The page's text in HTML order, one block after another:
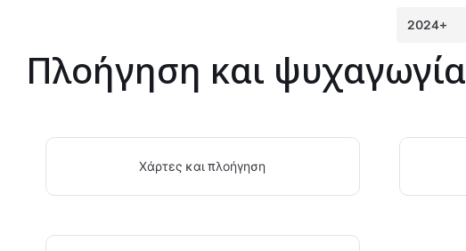
Πλοήγηση και ψυχαγωγία
Χάρτες και πλοήγηση